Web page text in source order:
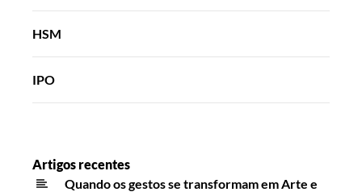
HSM
IPO
Artigos recentes
Quando os gestos se transformam em Arte e